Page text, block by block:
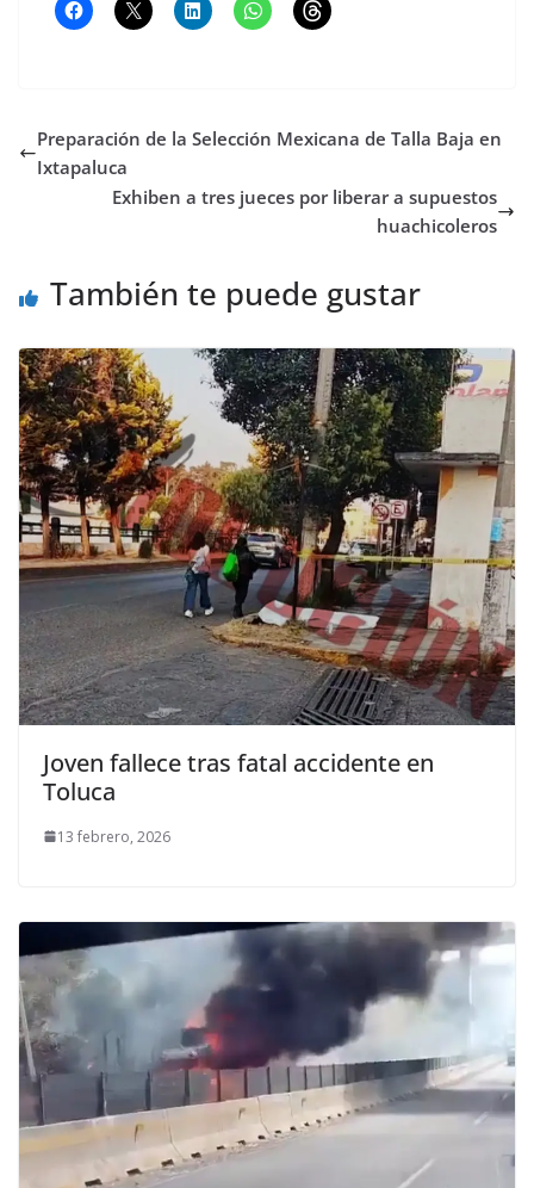
Preparación de la Selección Mexicana de Talla Baja en
Ixtapaluca
Exhiben a tres jueces por liberar a supuestos
huachicoleros
También te puede gustar
Joven fallece tras fatal accidente en
Toluca
13 febrero, 2026